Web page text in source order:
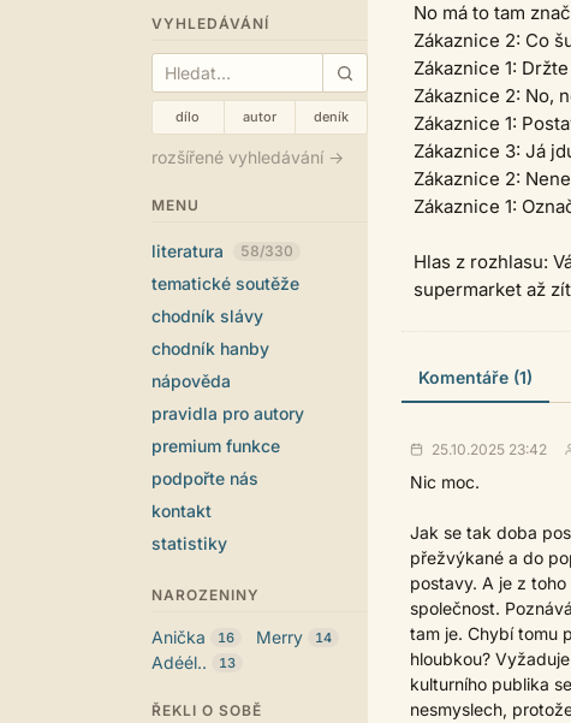
VYHLEDÁVÁNÍ
dílo autor deník
rozšířené vyhledávání →
MENU
literatura 58/330
tematické soutěže
chodník slávy
chodník hanby
nápověda
pravidla pro autory
premium funkce
podpořte nás
kontakt
statistiky
NAROZENINY
Anička 16 Merry 14
Adéél.. 13
ŘEKLI O SOBĚ
No má to tam
Zákaznice 2: Co
Zákaznice 1:
Zákaznice 2: No,
Zákaznice 1:
Zákaznice 3: Já
Zákaznice 2:
Zákaznice 1:
Hlas z rozhlasu:
supermarket až
Komentáře (1)
25.10.2025 23:42
Nic moc.
Jak se tak doba
přežvýkané a do
postavy. A je z
společnost.
tam je. Chybí tomu
hloubkou?
kulturního publika
nesmyslech,